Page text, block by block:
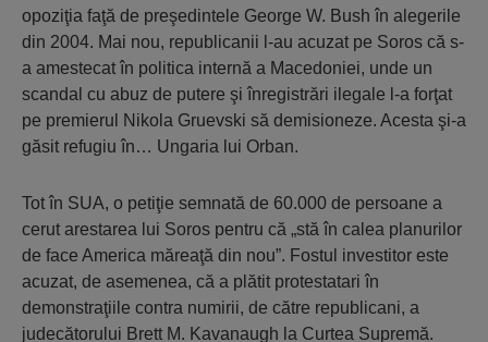
opoziţia faţă de preşedintele George W. Bush în alegerile
din 2004. Mai nou, republicanii l-au acuzat pe Soros că s-
a amestecat în politica internă a Macedoniei, unde un
scandal cu abuz de putere şi înregistrări ilegale l-a forţat
pe premierul Nikola Gruevski să demisioneze. Acesta şi-a
găsit refugiu în… Ungaria lui Orban.
Tot în SUA, o petiţie semnată de 60.000 de persoane a
cerut arestarea lui Soros pentru că „stă în calea planurilor
de face America măreaţă din nou”. Fostul investitor este
acuzat, de asemenea, că a plătit protestatari în
demonstraţiile contra numirii, de către republicani, a
judecătorului Brett M. Kavanaugh la Curtea Supremă.